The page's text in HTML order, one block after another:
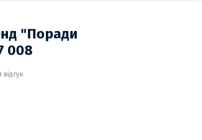
"Поради
008
відгук